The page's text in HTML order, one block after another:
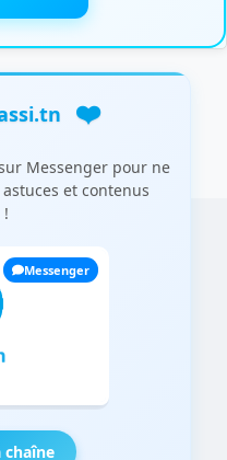
❤️
Messenger pour ne
et contenus
Messenger